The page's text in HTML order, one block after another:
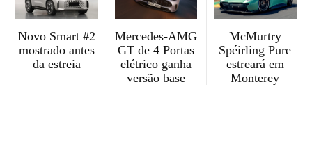
Novo Smart #2
mostrado antes
da estreia
Mercedes-AMG
GT de 4 Portas
elétrico ganha
versão base
McMurtry
Spéirling Pure
estreará em
Monterey